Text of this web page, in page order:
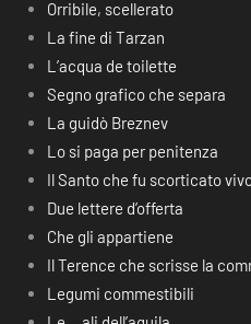
Orribile, scellerato
La fine di Tarzan
L’acqua de toilette
Segno grafico che separa
La guidò Breznev
Lo si paga per penitenza
Il Santo che fu scorticato
Due lettere d’offerta
Che gli appartiene
Il Terence che scrisse la
Legumi commestibili